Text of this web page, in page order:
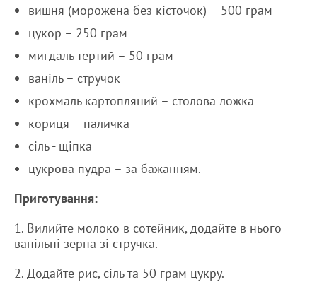
вишня (морожена без кісточок) – 500 грам
цукор – 250 грам
мигдаль тертий – 50 грам
ваніль – стручок
крохмаль картопляний – столова ложка
кориця – паличка
сіль - щіпка
цукрова пудра – за бажанням.
Приготування:
1. Вилийте молоко в сотейник, додайте в нього
ванільні зерна зі стручка.
2. Додайте рис, сіль та 50 грам цукру.